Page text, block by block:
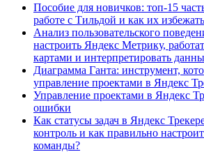
Пособие для новичков: топ-15
работе с Тильдой и как их избежать
Анализ пользовательского
настроить Яндекс Метрику,
картами и интерпретировать
Диаграмма Ганта: инструмент,
управление проектами в Яндекс
Управление проектами в Яндекс
ошибки
Как статусы задач в Яндекс
контроль и как правильно
команды?